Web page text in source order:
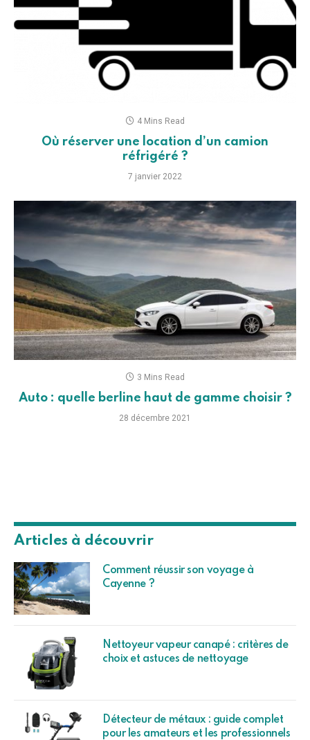
4 Mins Read
Où réserver une location d’un camion
réfrigéré ?
7 janvier 2022
3 Mins Read
Auto : quelle berline haut de gamme choisir ?
28 décembre 2021
Articles à découvrir
Comment réussir son voyage à
Cayenne ?
Nettoyeur vapeur canapé : critères de
choix et astuces de nettoyage
Détecteur de métaux : guide complet
pour les amateurs et les professionnels